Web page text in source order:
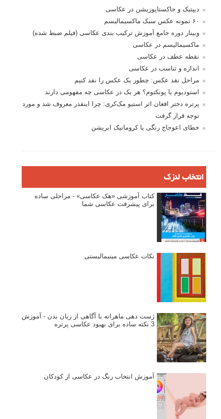
دیپتیک و جاکستا‌پوزیشن در عکاسی
۶۰ نمونه عکس سبک ماکسیمالیسم
وبینار دوره جامع آموزش ترکیب بندی عکاسی (فیلم ضبط شده)
ماکسیمالیسم در عکاسی
نقطه عطف در عکاسی
اندازه و تناسب در عکاسی
مراحل نقد عکس: چطور یک عکس را نقد کنیم
استودیوم یا پونکتوم؟ هر یک در عکاسی چه مفهومی دارند
پرتره دختر افغان اثر استیو مک‌کری: چرا اینقدر معروف شد و مورد
توجه قرار گرفت
خطای اعوجاج رنگی یا کروماتیک ابریشن
انتخاب لنزک
کتاب آموزشی «هک عکاسی» - مراحلی ساده
برای پیشرفت عکاسی شما
نکات عکاسی مینیمالیستی
ژست دهی ماهرانه با آگاهی از زبان بدن - آموزش
3 نکته ساده برای بهبود عکاسی پرتره
آموزش انتخاب رنگ در عکاسی از کودکان